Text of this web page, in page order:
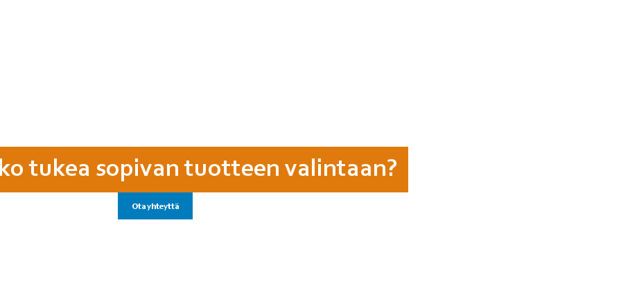
tukea sopivan tuotteen valintaan?
Ota yhteyttä